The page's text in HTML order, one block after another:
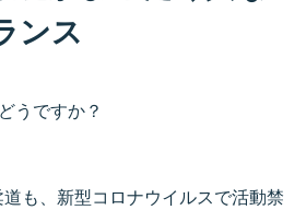
ンス
うですか？
道も、新型コロナウイルスで活動禁